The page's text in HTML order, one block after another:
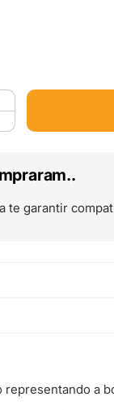
te garantir
a